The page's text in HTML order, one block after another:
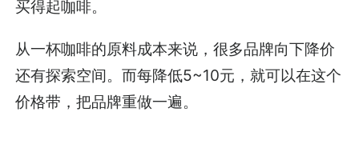
买得起咖啡。
从一杯咖啡的原料成本来说，很多品牌向下降价
还有探索空间。而每降低5~10元，就可以在这个
价格带，把品牌重做一遍。